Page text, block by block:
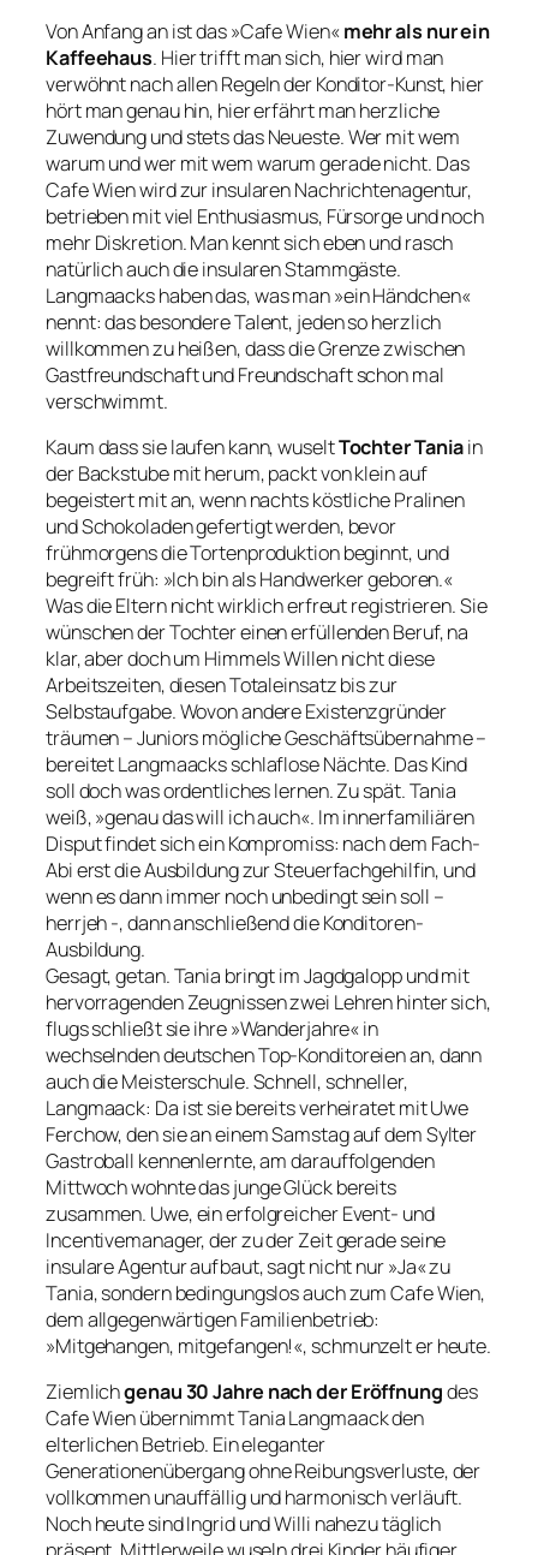
Von Anfang an ist das »Cafe Wien«mehr als nur ein
Kaffeehaus. Hier trifft man sich, hier wird man
verwöhnt nach allen Regeln der Konditor-Kunst, hier
hört man genau hin, hier erfährt man herzliche
Zuwendung und stets das Neueste. Wer mit wem
warum und wer mit wem warum gerade nicht. Das
Cafe Wien wird zur insularen Nachrichtenagentur,
betrieben mit viel Enthusiasmus, Fürsorge und noch
mehr Diskretion. Man kennt sich eben und rasch
natürlich auch die insularen Stammgäste.
Langmaacks haben das, was man »ein Händchen«
nennt: das besondere Talent, jeden so herzlich
willkommen zu heißen, dass die Grenze zwischen
Gastfreundschaft und Freundschaft schon mal
verschwimmt.
Kaum dass sie laufen kann, wuseltTochter Taniain
der Backstube mit herum, packt von klein auf
begeistert mit an, wenn nachts köstliche Pralinen
und Schokoladen gefertigt werden, bevor
frühmorgens die Tortenproduktion beginnt, und
begreift früh: »Ich bin als Handwerker geboren.«
Was die Eltern nicht wirklich erfreut registrieren. Sie
wünschen der Tochter einen erfüllenden Beruf, na
klar, aber doch um Himmels Willen nicht diese
Arbeitszeiten, diesen Totaleinsatz bis zur
Selbstaufgabe. Wovon andere Existenzgründer
träumen – Juniors mögliche Geschäftsübernahme –
bereitet Langmaacks schlaflose Nächte. Das Kind
soll doch was ordentliches lernen. Zu spät. Tania
weiß, »genau das will ich auch«. Im innerfamiliären
Disput findet sich ein Kompromiss: nach dem Fach-
Abi erst die Ausbildung zur Steuerfachgehilfin, und
wenn es dann immer noch unbedingt sein soll –
herrjeh -, dann anschließend die Konditoren-
Ausbildung.
Gesagt, getan. Tania bringt im Jagdgalopp und mit
hervorragenden Zeugnissen zwei Lehren hinter sich,
flugs schließt sie ihre »Wanderjahre« in
wechselnden deutschen Top-Konditoreien an, dann
auch die Meisterschule. Schnell, schneller,
Langmaack: Da ist sie bereits verheiratet mit Uwe
Ferchow, den sie an einem Samstag auf dem Sylter
Gastroball kennenlernte, am darauffolgenden
Mittwoch wohnte das junge Glück bereits
zusammen. Uwe, ein erfolgreicher Event- und
Incentivemanager, der zu der Zeit gerade seine
insulare Agentur aufbaut, sagt nicht nur »Ja« zu
Tania, sondern bedingungslos auch zum Cafe Wien,
dem allgegenwärtigen Familienbetrieb:
»Mitgehangen, mitgefangen!«, schmunzelt er heute.
Ziemlichgenau 30 Jahre nach der Eröffnungdes
Cafe Wien übernimmt Tania Langmaack den
elterlichen Betrieb. Ein eleganter
Generationenübergang ohne Reibungsverluste, der
vollkommen unauffällig und harmonisch verläuft.
Noch heute sind Ingrid und Willi nahezu täglich